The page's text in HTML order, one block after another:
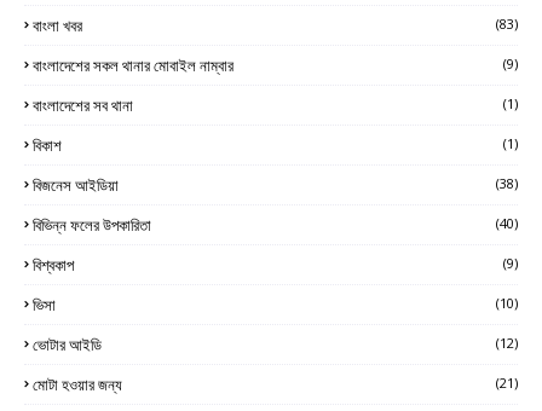
বাংলা খবর (83)
বাংলাদেশের সকল থানার মোবাইল নাম্বার (9)
বাংলাদেশের সব থানা (1)
বিকাশ (1)
বিজনেস আইডিয়া (38)
বিভিন্ন ফলের উপকারিতা (40)
বিশ্বকাপ (9)
ভিসা (10)
ভোটার আইডি (12)
মোটা হওয়ার জন্য (21)